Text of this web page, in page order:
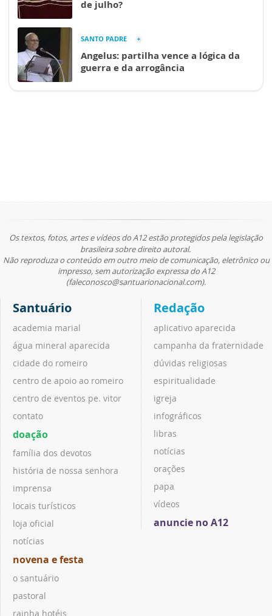
de julho?
SANTO PADRE
Angelus: partilha vence a lógica da
guerra e da arrogância
Os textos, fotos, artes e vídeos do A12 estão protegidos pela legislação
brasileira sobre direito autoral.
Não reproduza o conteúdo em outro meio de comunicação, eletrônico ou
impresso, sem autorização expressa do A12
(faleconosco@santuarionacional.com).
Santuário
academia marial
água mineral aparecida
cidade do romeiro
centro de apoio ao romeiro
centro de eventos pe. vitor
contato
doação
família dos devotos
história de nossa senhora
imprensa
locais turísticos
loja oficial
notícias
novena e festa
o santuário
pastoral
rainha hotéis
Redação
aplicativo aparecida
campanha da fraternidade
dúvidas religiosas
espiritualidade
igreja
infográficos
libras
notícias
orações
papa
vídeos
anuncie no A12